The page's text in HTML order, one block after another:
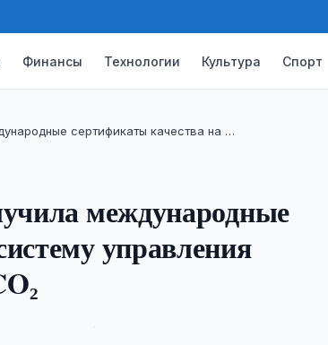
Финансы Технологии Культура Спорт
сертификаты качества на …
международные
управления